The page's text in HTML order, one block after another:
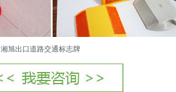
湘旭出口道路交通标志牌